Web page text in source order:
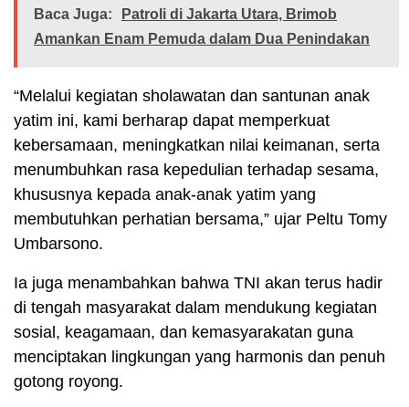
Baca Juga:
Patroli di Jakarta Utara, Brimob
Amankan Enam Pemuda dalam Dua Penindakan
“Melalui kegiatan sholawatan dan santunan anak
yatim ini, kami berharap dapat memperkuat
kebersamaan, meningkatkan nilai keimanan, serta
menumbuhkan rasa kepedulian terhadap sesama,
khususnya kepada anak-anak yatim yang
membutuhkan perhatian bersama,” ujar Peltu Tomy
Umbarsono.
Ia juga menambahkan bahwa TNI akan terus hadir
di tengah masyarakat dalam mendukung kegiatan
sosial, keagamaan, dan kemasyarakatan guna
menciptakan lingkungan yang harmonis dan penuh
gotong royong.